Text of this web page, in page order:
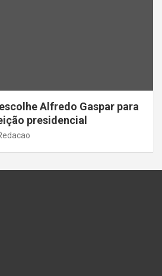
Alfredo Gaspar para
presidencial